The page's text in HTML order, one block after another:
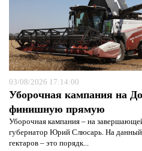
03/08/2026 17:14:00
Уборочная кампания на
финишную прямую
Уборочная кампания – на
губернатор Юрий Слюсарь. На
гектаров – это порядк...